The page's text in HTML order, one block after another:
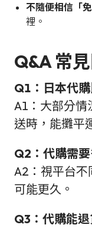
不隨便相信「
裡。
Q&A 常
Q1：日本代
A1：大部分情
送時，能攤平
Q2：代購需
A2：視平台不
可能更久。
Q3：代購能退